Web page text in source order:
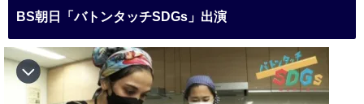
BS朝日「バトンタッチSDGs」出演